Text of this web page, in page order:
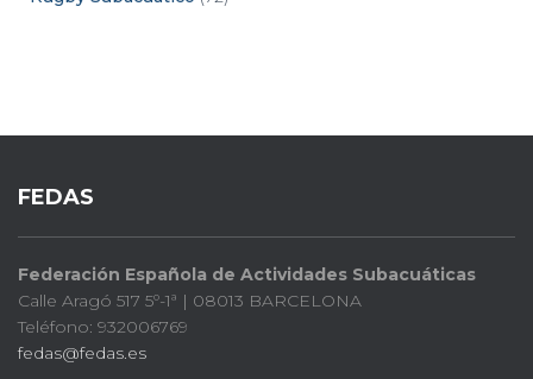
FEDAS
Federación Española de Actividades Subacuáticas
Calle Aragó 517 5º-1ª | 08013 BARCELONA
Teléfono: 932006769
fedas@fedas.es